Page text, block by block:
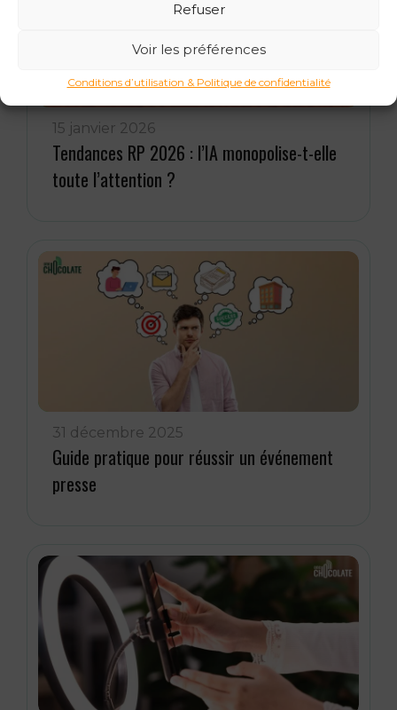
Refuser
Voir les préférences
Conditions d’utilisation & Politique de confidentialité
15 janvier 2026
Tendances RP 2026 : l’IA monopolise-t-elle
toute l’attention ?
31 décembre 2025
Guide pratique pour réussir un événement
presse